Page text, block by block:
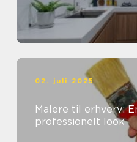
02. juli 2025
Malere til erhverv:
professionelt look